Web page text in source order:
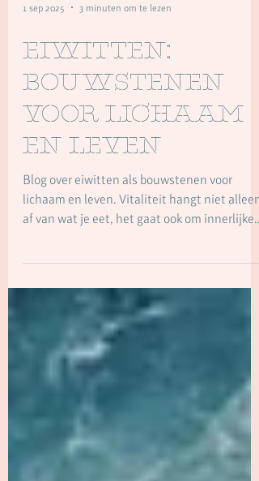
1 sep 2025 3 minuten om te lezen
Eiwitten:
bouwstenen
voor lichaam
en leven
Blog over eiwitten als bouwstenen voor
af van wat je eet, het gaat ook om innerlijke
voeding.